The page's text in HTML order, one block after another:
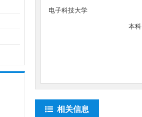
电子科技大学
本科
相关信息